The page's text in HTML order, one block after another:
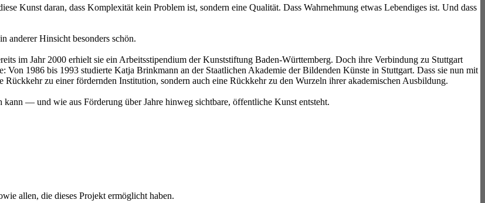
Kunst daran, dass Komplexität kein Problem ist, sondern eine Qualität. Dass Wahrnehmung etwas Lebendiges ist. Und dass
anderer Hinsicht besonders schön.
im Jahr 2000 erhielt sie ein Arbeitsstipendium der Kunststiftung Baden-Württemberg. Doch ihre Verbindung zu Stuttgart
1986 bis 1993 studierte Katja Brinkmann an der Staatlichen Akademie der Bildenden Künste in Stuttgart. Dass sie nun mit
zu einer fördernden Institution, sondern auch eine Rückkehr zu den Wurzeln ihrer akademischen Ausbildung.
— und wie aus Förderung über Jahre hinweg sichtbare, öffentliche Kunst entsteht.
allen, die dieses Projekt ermöglicht haben.